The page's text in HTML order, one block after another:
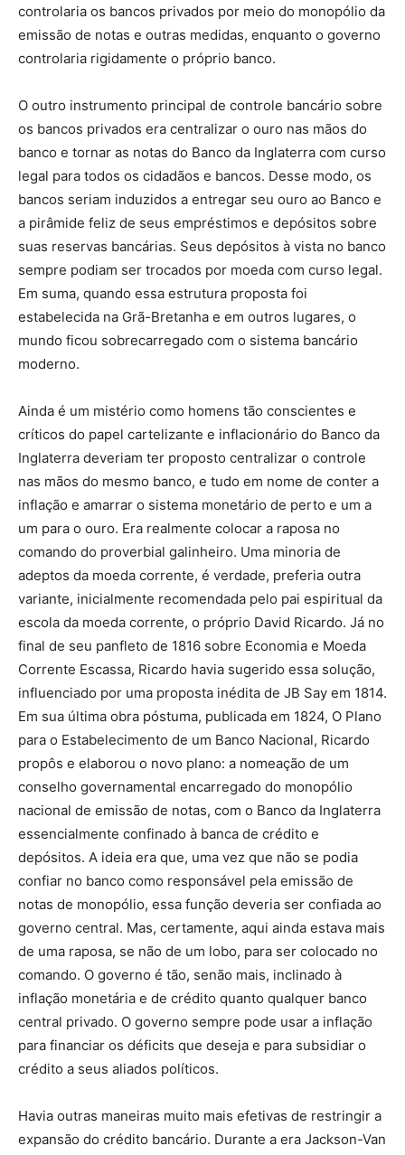
controlaria os bancos privados por meio do monopólio da
emissão de notas e outras medidas, enquanto o governo
controlaria rigidamente o próprio banco.
O outro instrumento principal de controle bancário sobre
os bancos privados era centralizar o ouro nas mãos do
banco e tornar as notas do Banco da Inglaterra com curso
legal para todos os cidadãos e bancos. Desse modo, os
bancos seriam induzidos a entregar seu ouro ao Banco e
a pirâmide feliz de seus empréstimos e depósitos sobre
suas reservas bancárias. Seus depósitos à vista no banco
sempre podiam ser trocados por moeda com curso legal.
Em suma, quando essa estrutura proposta foi
estabelecida na Grã-Bretanha e em outros lugares, o
mundo ficou sobrecarregado com o sistema bancário
moderno.
Ainda é um mistério como homens tão conscientes e
críticos do papel cartelizante e inflacionário do Banco da
Inglaterra deveriam ter proposto centralizar o controle
nas mãos do mesmo banco, e tudo em nome de conter a
inflação e amarrar o sistema monetário de perto e um a
um para o ouro. Era realmente colocar a raposa no
comando do proverbial galinheiro. Uma minoria de
adeptos da moeda corrente, é verdade, preferia outra
variante, inicialmente recomendada pelo pai espiritual da
escola da moeda corrente, o próprio David Ricardo. Já no
final de seu panfleto de 1816 sobre Economia e Moeda
Corrente Escassa, Ricardo havia sugerido essa solução,
influenciado por uma proposta inédita de JB Say em 1814.
Em sua última obra póstuma, publicada em 1824, O Plano
para o Estabelecimento de um Banco Nacional, Ricardo
propôs e elaborou o novo plano: a nomeação de um
conselho governamental encarregado do monopólio
nacional de emissão de notas, com o Banco da Inglaterra
essencialmente confinado à banca de crédito e
depósitos. A ideia era que, uma vez que não se podia
confiar no banco como responsável pela emissão de
notas de monopólio, essa função deveria ser confiada ao
governo central. Mas, certamente, aqui ainda estava mais
de uma raposa, se não de um lobo, para ser colocado no
comando. O governo é tão, senão mais, inclinado à
inflação monetária e de crédito quanto qualquer banco
central privado. O governo sempre pode usar a inflação
para financiar os déficits que deseja e para subsidiar o
crédito a seus aliados políticos.
Havia outras maneiras muito mais efetivas de restringir a
expansão do crédito bancário. Durante a era Jackson-Van